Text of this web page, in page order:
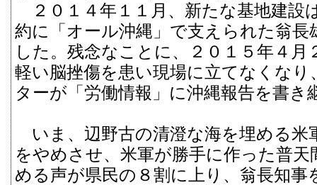
２０１４年１１月、新たな基地建設
約に「オール沖縄」で支えられた翁長
した。残念なことに、２０１５年４月
軽い脳挫傷を患い現場に立てなくなり
ターが「労働情報」に沖縄報告を書き
いま、辺野古の清澄な海を埋める米
をやめさせ、米軍が勝手に作った普天
める声が県民の８割に上り、翁長知事